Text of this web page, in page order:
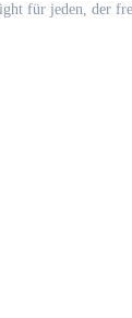
für jeden, der